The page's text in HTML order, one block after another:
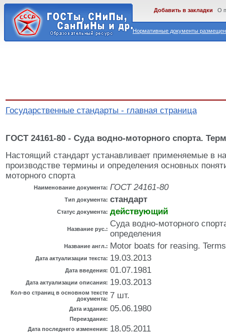
Нормативные документы
Добавить в закладки О
Государственные стандарты - главная страница
ГОСТ 24161-80 - Суда водно-моторного спорта.
Настоящий стандарт устанавливает применяемые в
производстве термины и определения основных
моторного спорта
Наименование документа: ГОСТ 24161-80
Тип документа: стандарт
Статус документа: действующий
Название рус.:
Суда водно-моторного
определения
Название англ.: Motor boats for reasing.
Дата актуализации текста: 19.03.2013
Дата введения: 01.07.1981
Дата актуализации описания: 19.03.2013
Кол-во страниц в основном тексте
документа: 7 шт.
Дата издания: 05.06.1980
Переиздание:
Дата последнего изменения: 18.05.2011